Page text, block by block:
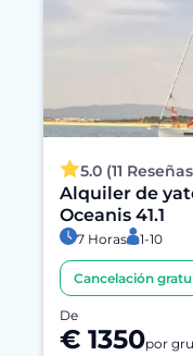
5.0 (11
Alquiler de
Oceanis 41.1
7 Horas 1-10
Cancelación
De
€ 1350por